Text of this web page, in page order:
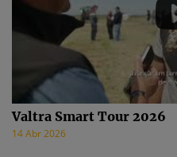
Valtra Smart Tour 2026
14 Abr 2026